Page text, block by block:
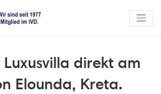
direkt am
Elounda, Kreta.